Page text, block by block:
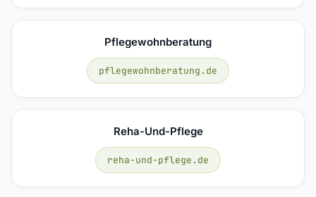
Pflegewohnberatung
pflegewohnberatung.de
Reha-Und-Pflege
reha-und-pflege.de